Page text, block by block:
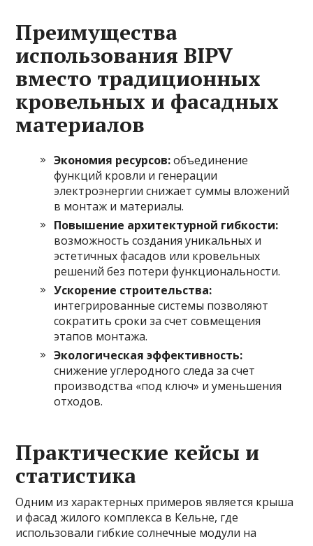
Преимущества
использования BIPV
вместо традиционных
кровельных и фасадных
материалов
Экономия ресурсов:объединение
функций кровли и генерации
электроэнергии снижает суммы вложений
в монтаж и материалы.
Повышение архитектурной гибкости:
возможность создания уникальных и
эстетичных фасадов или кровельных
решений без потери функциональности.
Ускорение строительства:
интегрированные системы позволяют
сократить сроки за счет совмещения
этапов монтажа.
Экологическая эффективность:
снижение углеродного следа за счет
производства «под ключ» и уменьшения
отходов.
Практические кейсы и
статистика
Одним из характерных примеров является крыша
и фасад жилого комплекса в Кельне, где
использовали гибкие солнечные модули на